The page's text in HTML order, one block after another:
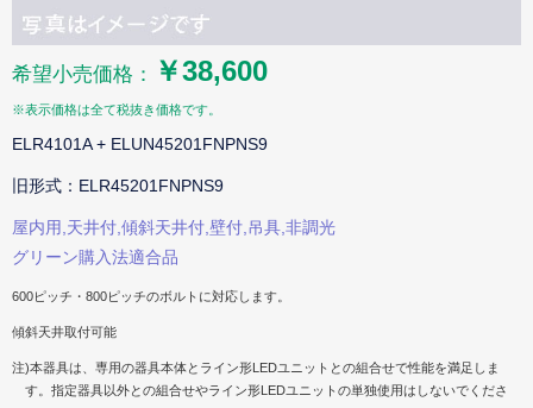
希望小売価格： ￥38,600
※表示価格は全て税抜き価格です。
ELR4101A + ELUN45201FNPNS9
旧形式：ELR45201FNPNS9
屋内用,天井付,傾斜天井付,壁付,吊具,非調光
グリーン購入法適合品
600ピッチ・800ピッチのボルトに対応します。
傾斜天井取付可能
注)本器具は、専用の器具本体とライン形LEDユニットとの組合せで性能を満足しま
す。指定器具以外との組合せやライン形LEDユニットの単独使用はしないでくださ